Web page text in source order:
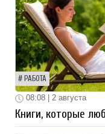
РАБОТА
08:08 | 2 августа
Книги, которые